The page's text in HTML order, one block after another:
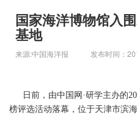
国家海洋博物馆入
基地
来源:中国海洋报 发布时间：
日前，由中国网·研学主办的
榜评选活动落幕，位于天津市滨